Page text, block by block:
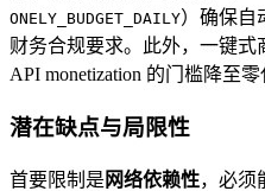
ONELY_BUDGET_DAILY）确保自
财务合规要求。此外，一键
API monetization 的门槛降至零
潜在缺点与局限性
首要限制是 网络依赖性，必须